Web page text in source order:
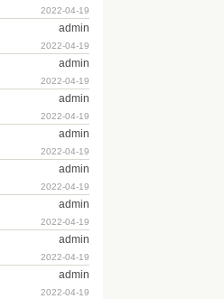
2022-04-19
admin
2022-04-19
admin
2022-04-19
admin
2022-04-19
admin
2022-04-19
admin
2022-04-19
admin
2022-04-19
admin
2022-04-19
admin
2022-04-19